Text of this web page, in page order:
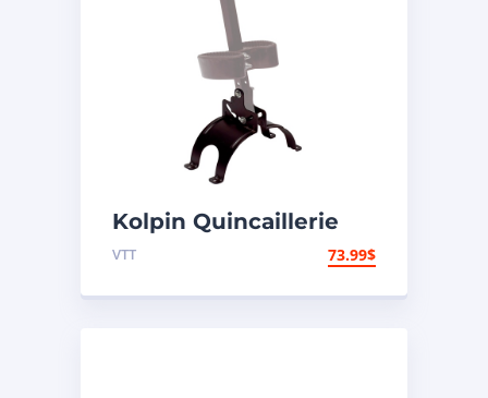
Kolpin Quincaillerie
pour support d’étui à
VTT 73.99$